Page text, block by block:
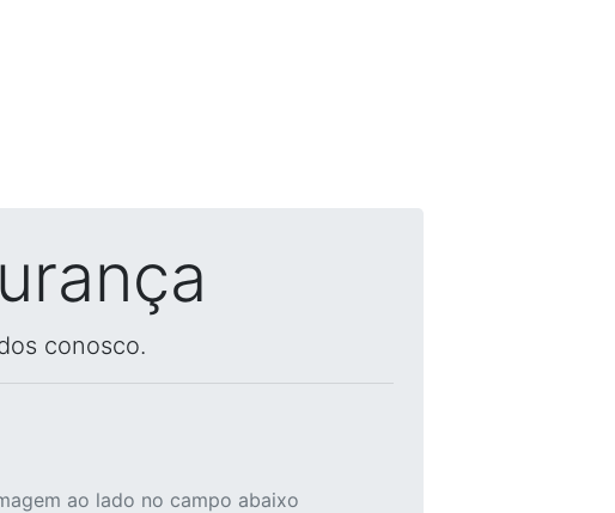
conosco.
ao lado no campo abaixo